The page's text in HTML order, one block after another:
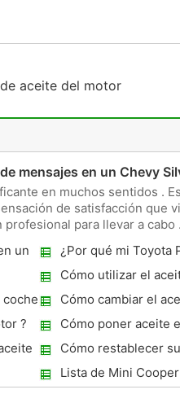
aceite del motor
mensajes en un Chevy
en muchos sentidos .
de satisfacción que
para llevar a cabo
un
¿Por qué mi Toyota
color canela en el
Cómo utilizar el
Mercedes E320
coche
Cómo cambiar el
?
Cómo poner aceite
Cómo restablecer
OnStar
Lista de Mini